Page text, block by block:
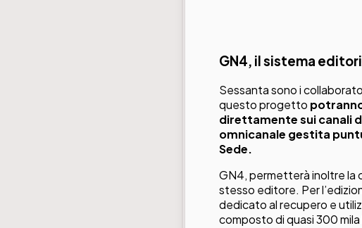
GN4, il sistema
Sessanta sono i
questo progetto
direttamente sui canali
omnicanale gestita
Sede.
GN4, permetterà inoltre la
stesso editore. Per
dedicato al recupero e
composto di quasi 300